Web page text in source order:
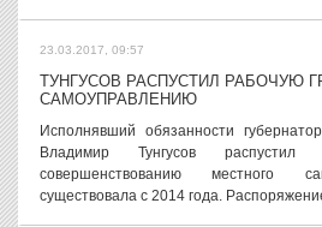
23.03.2017, 09:57
ТУНГУСОВ РАСПУСТИЛ РАБОЧУЮ
САМОУПРАВЛЕНИЮ
Исполнявший обязанности
Владимир Тунгусов
совершенствованию местного
существовала с 2014 года.